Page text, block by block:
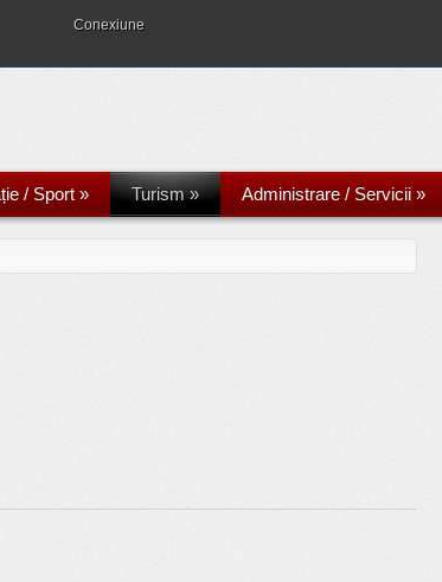
Conexiune
/ Sport » Turism» Administrare / Servicii »